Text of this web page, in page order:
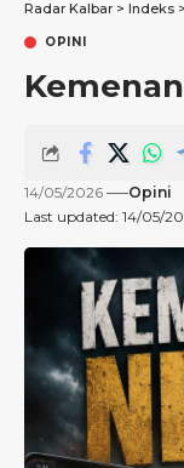
Radar Kalbar > Indeks >
OPINI
Last updated: 14/05/
14/05/2026 Opini